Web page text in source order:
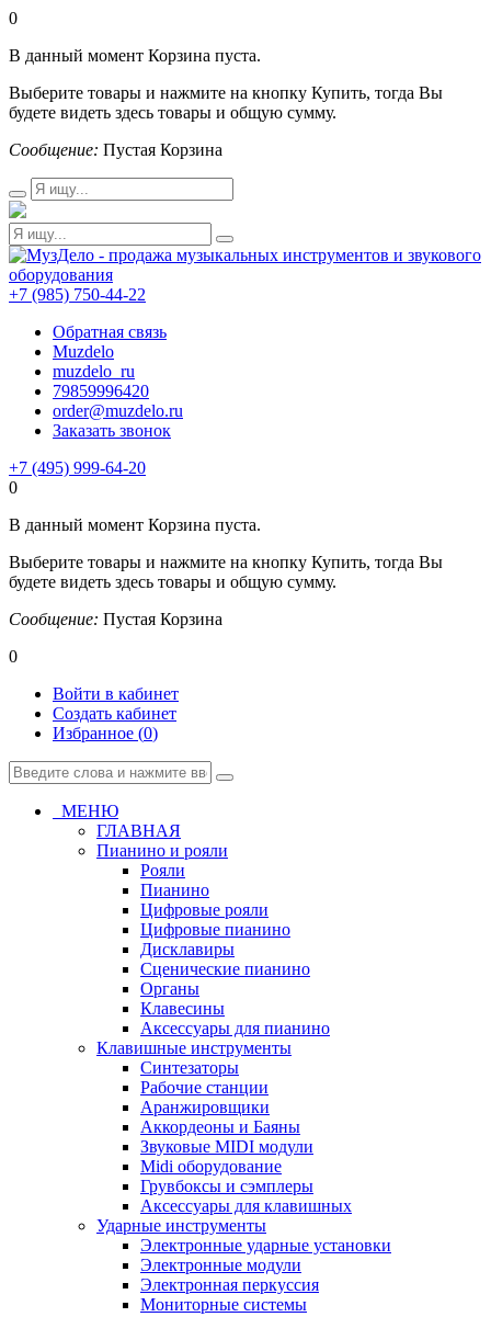
0
В данный момент Корзина пуста.
Выберите товары и нажмите на кнопку Купить, тогда Вы
будете видеть здесь товары и общую сумму.
Сообщение: Пустая Корзина
+7 (985) 750-44-22
Обратная связь
Muzdelo
muzdelo_ru
79859996420
order@muzdelo.ru
Заказать звонок
+7 (495) 999-64-20
0
В данный момент Корзина пуста.
Выберите товары и нажмите на кнопку Купить, тогда Вы
будете видеть здесь товары и общую сумму.
Сообщение: Пустая Корзина
0
Войти в кабинет
Создать кабинет
Избранное (0)
МЕНЮ
ГЛАВНАЯ
Пианино и рояли
Рояли
Пианино
Цифровые рояли
Цифровые пианино
Дисклавиры
Сценические пианино
Органы
Клавесины
Аксессуары для пианино
Клавишные инструменты
Синтезаторы
Рабочие станции
Аранжировщики
Аккордеоны и Баяны
Звуковые MIDI модули
Midi оборудование
Грувбоксы и сэмплеры
Аксессуары для клавишных
Ударные инструменты
Электронные ударные установки
Электронные модули
Электронная перкуссия
Мониторные системы